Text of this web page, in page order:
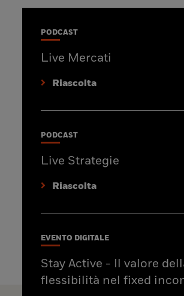
PODCAST
Live Mercati
Riascolta
PODCAST
Live Strategie
Riascolta
EVENTO DIGITALE
Stay Active - Il valore
flessibilità nel fixed